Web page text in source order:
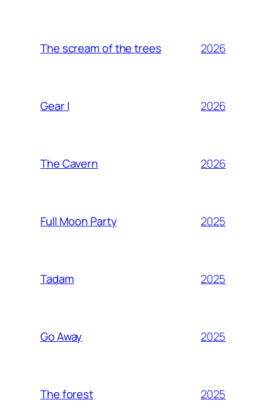
The scream of the trees 2026
Gear I 2026
The Cavern 2026
Full Moon Party 2025
Tadam 2025
Go Away 2025
The forest 2025